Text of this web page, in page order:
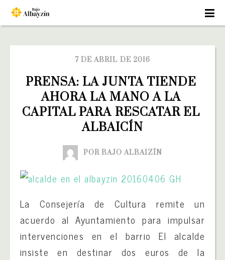
7 DE ABRIL DE 2016
PRENSA: LA JUNTA TIENDE
AHORA LA MANO A LA
CAPITAL PARA RESCATAR EL
ALBAICÍN
POR BAJO ALBAIZÍN
La Consejería de Cultura remite un
acuerdo al Ayuntamiento para impulsar
intervenciones en el barrio El alcalde
insiste en destinar dos euros de la